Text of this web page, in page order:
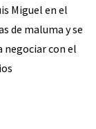
Miguel en el
de maluma y se
negociar con el